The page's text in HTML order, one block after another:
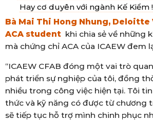
Hay cơ duyên với ngành Kế Kiểm !
Bà Mai Thi Hong Nhung, Deloitte
ACA student khi chia sẻ về những
mà chứng chỉ ACA của ICAEW đem
“ICAEW CFAB đóng một vai trò
phát triển sự nghiệp của tôi, đồng
nhiều trong công việc hiện tại. Tôi
thức và kỹ năng có được từ chương
sẽ tiếp tục hỗ trợ mình chinh phục